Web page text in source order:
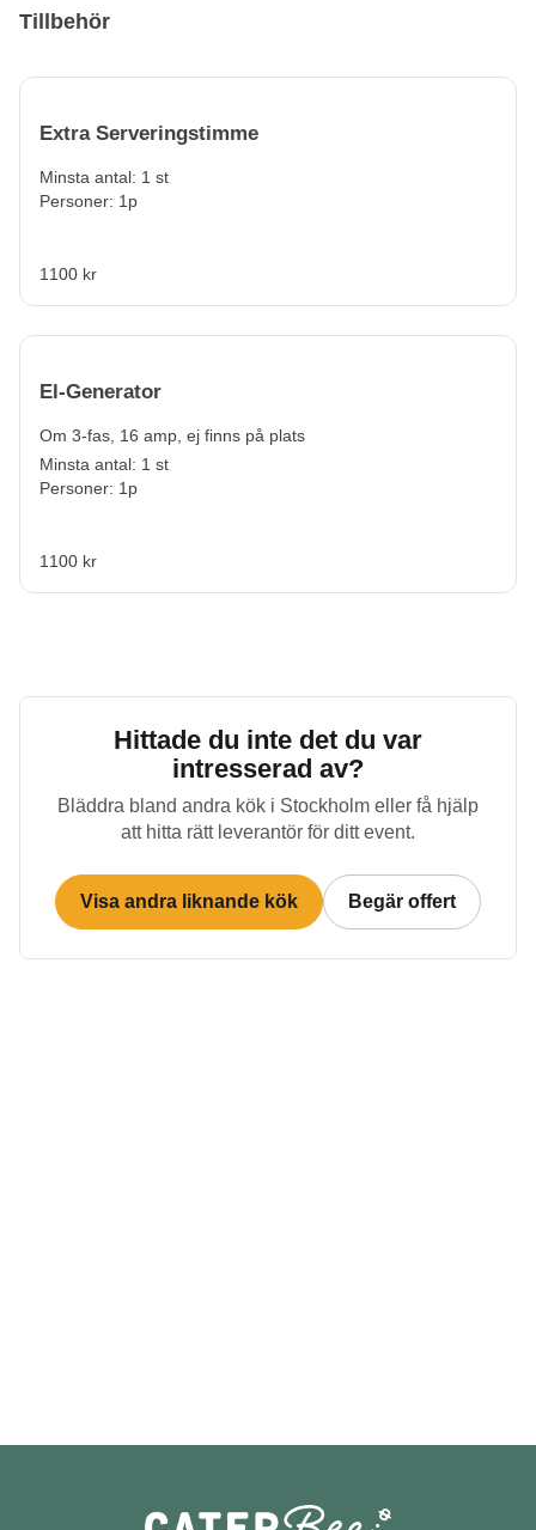
Tillbehör
Extra Serveringstimme
Minsta antal: 1 st
Personer: 1p
1100 kr
El-Generator
Om 3-fas, 16 amp, ej finns på plats
Minsta antal: 1 st
Personer: 1p
1100 kr
Hittade du inte det du var
intresserad av?
Bläddra bland andra kök i Stockholm eller få hjälp
att hitta rätt leverantör för ditt event.
Visa andra liknande kök Begär offert